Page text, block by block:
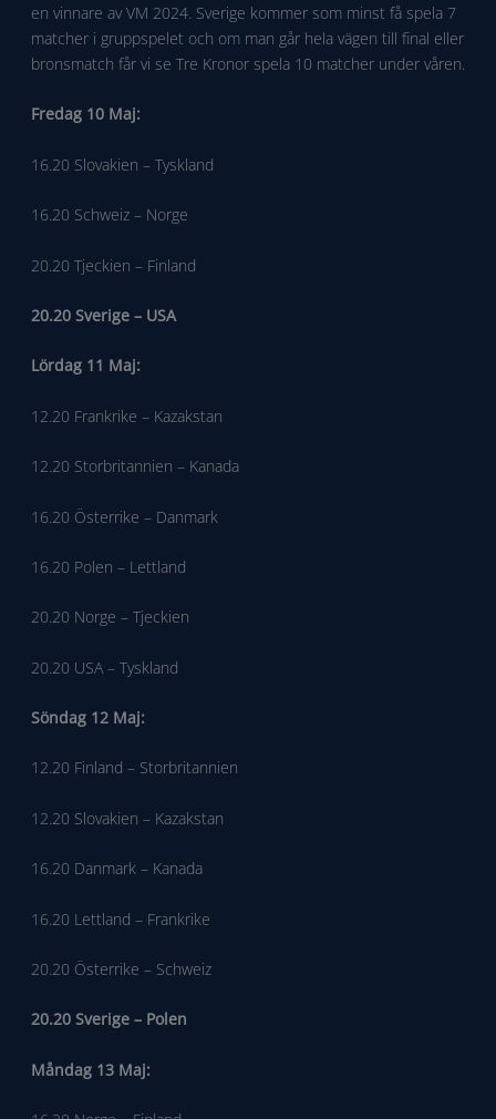
en vinnare av VM 2024. Sverige kommer som minst få spela 7
matcher i gruppspelet och om man går hela vägen till final eller
bronsmatch får vi se Tre Kronor spela 10 matcher under våren.
Fredag 10 Maj:
16.20 Slovakien – Tyskland
16.20 Schweiz – Norge
20.20 Tjeckien – Finland
20.20 Sverige – USA
Lördag 11 Maj:
12.20 Frankrike – Kazakstan
12.20 Storbritannien – Kanada
16.20 Österrike – Danmark
16.20 Polen – Lettland
20.20 Norge – Tjeckien
20.20 USA – Tyskland
Söndag 12 Maj:
12.20 Finland – Storbritannien
12.20 Slovakien – Kazakstan
16.20 Danmark – Kanada
16.20 Lettland – Frankrike
20.20 Österrike – Schweiz
20.20 Sverige – Polen
Måndag 13 Maj: